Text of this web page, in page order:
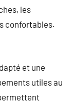
les
confortables.
et une
utiles au